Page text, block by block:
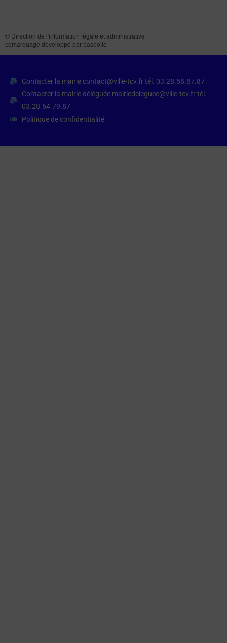
© Direction de l'information légale et administrative
comarquage developpé par baseo.io
Contacter la mairie contact@ville-tcv.fr tél. 03.28.58.87.87
Contacter la mairie déléguée mairiedeleguee@ville-tcv.fr tél. :
03.28.64.79.87
Politique de confidentialité